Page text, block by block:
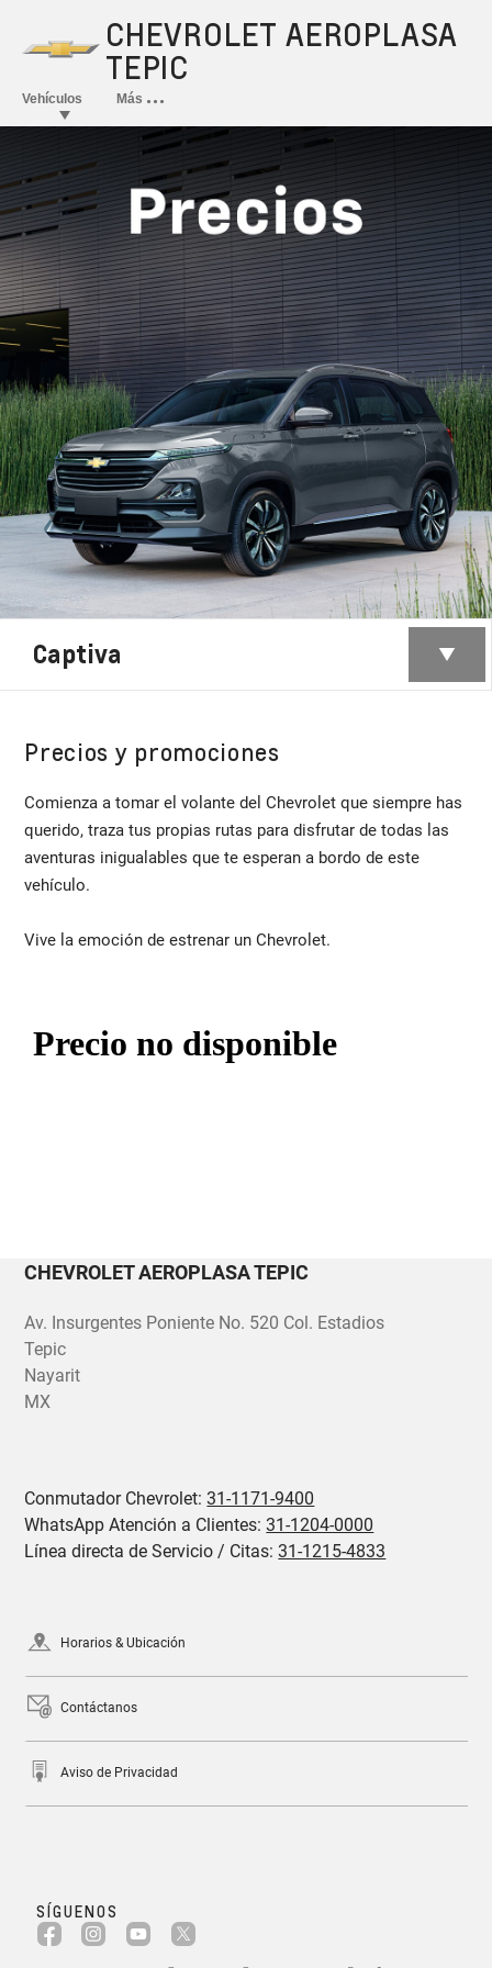
Captiva
Precios y promociones
Comienza a tomar el volante del Chevrolet que siempre has
querido, traza tus propias rutas para disfrutar de todas las
aventuras inigualables que te esperan a bordo de este
vehículo.
Vive la emoción de estrenar un Chevrolet.